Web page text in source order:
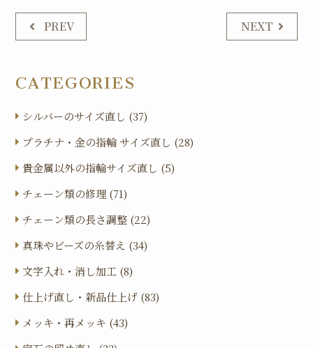
PREV NEXT
CATEGORIES
シルバーのサイズ直し (37)
プラチナ・金の指輪 サイズ直し (28)
貴金属以外の指輪サイズ直し (5)
チェーン類の修理 (71)
チェーン類の長さ調整 (22)
真珠やビーズの糸替え (34)
文字入れ・消し加工 (8)
仕上げ直し・新品仕上げ (83)
メッキ・再メッキ (43)